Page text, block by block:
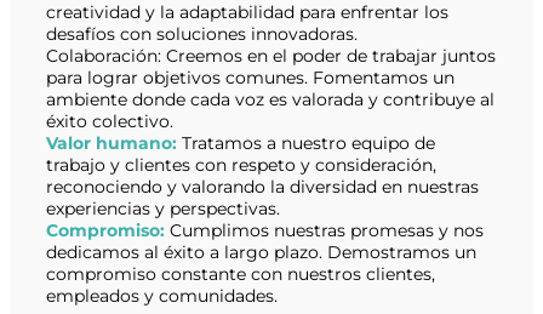
creatividad y la adaptabilidad para enfrentar los
desafíos con soluciones innovadoras.
Colaboración: Creemos en el poder de trabajar juntos
para lograr objetivos comunes. Fomentamos un
ambiente donde cada voz es valorada y contribuye al
éxito colectivo.
Valor humano:Tratamos a nuestro equipo de
trabajo y clientes con respeto y consideración,
reconociendo y valorando la diversidad en nuestras
experiencias y perspectivas.
Compromiso:Cumplimos nuestras promesas y nos
dedicamos al éxito a largo plazo. Demostramos un
compromiso constante con nuestros clientes,
empleados y comunidades.